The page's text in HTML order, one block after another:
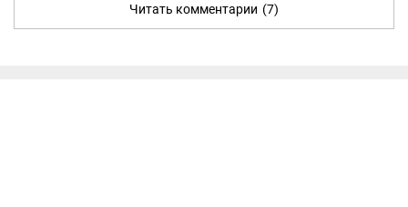
Читать комментарии (7)